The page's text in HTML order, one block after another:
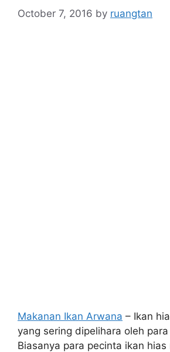
October 7, 2016 by ruangtan
Makanan Ikan Arwana – Ikan
yang sering dipelihara oleh
Biasanya para pecinta ikan hias